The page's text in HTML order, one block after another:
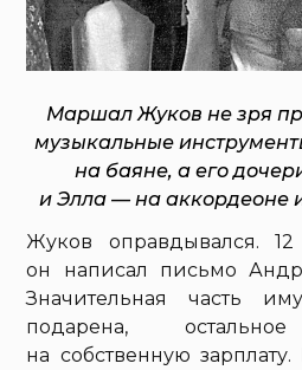
Маршал Жуков не зря
музыкальные
на баяне, а его
и Элла — на аккордеоне
Жуков оправдывался.
он написал письмо
Значительная часть
подарена,
на собственную